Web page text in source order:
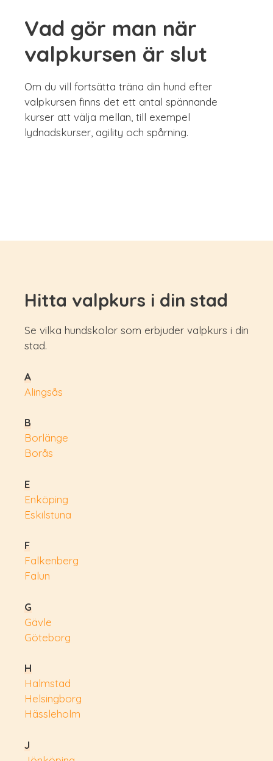
Vad gör man när
valpkursen är slut
Om du vill fortsätta träna din hund efter
valpkursen finns det ett antal spännande
kurser att välja mellan, till exempel
lydnadskurser, agility och spårning.
Hitta valpkurs i din stad
Se vilka hundskolor som erbjuder valpkurs i din
stad.
A
Alingsås
B
Borlänge
Borås
E
Enköping
Eskilstuna
F
Falkenberg
Falun
G
Gävle
Göteborg
H
Halmstad
Helsingborg
Hässleholm
J